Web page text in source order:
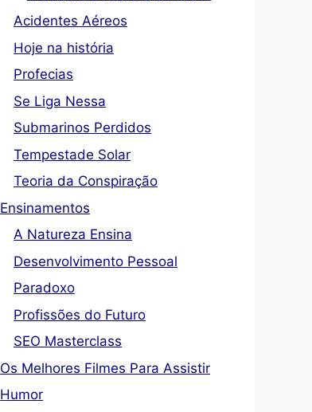
Acidentes Aéreos
Hoje na história
Profecias
Se Liga Nessa
Submarinos Perdidos
Tempestade Solar
Teoria da Conspiração
Ensinamentos
A Natureza Ensina
Desenvolvimento Pessoal
Paradoxo
Profissões do Futuro
SEO Masterclass
Os Melhores Filmes Para Assistir
Humor